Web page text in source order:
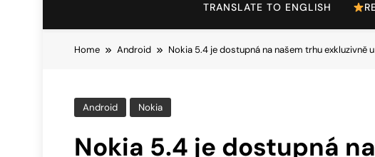
TRANSLATE TO ENGLISH
Home Android Nokia 5.4 je dostupná na našem trhu exkluzivně
Android Nokia
Nokia 5.4 je dostupná